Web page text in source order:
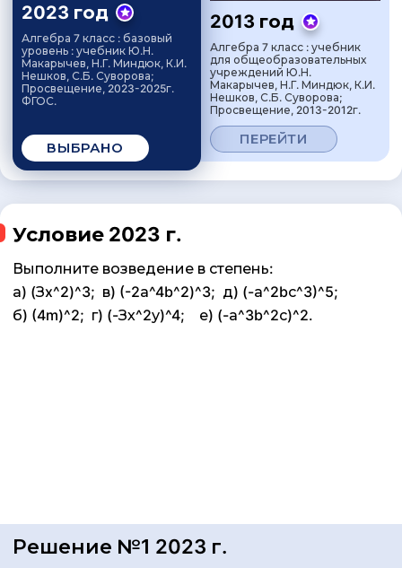
2023 год
Алгебра 7 класс : базовый
уровень : учебник Ю.Н.
Макарычев, Н.Г. Миндюк, К.И.
Нешков, С.Б. Суворова;
Просвещение, 2023-2025г.
ФГОС.
ВЫБРАНО
2013 год
Алгебра 7 класс : учебник
для общеобразовательных
учреждений Ю.Н.
Макарычев, Н.Г. Миндюк, К.И.
Нешков, С.Б. Суворова;
Просвещение, 2013-2012г.
ПЕРЕЙТИ
Условие 2023 г.
Выполните возведение в степень:
а) (Зx^2)^3; в) (-2а^4b^2)^3; д) (-а^2bс^3)^5;
б) (4m)^2; г) (-Зх^2у)^4; е) (-а^3b^2с)^2.
Решение №1 2023 г.